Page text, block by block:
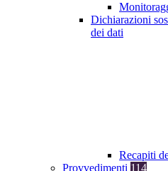
Dichiarazioni
dei dati
Recapiti
Provvedimenti 114